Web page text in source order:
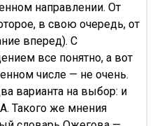
направлении. От
в свою очередь, от
вперед). С
все понятно, а вот
числе — не очень.
варианта на выбор: и
Такого же мнения